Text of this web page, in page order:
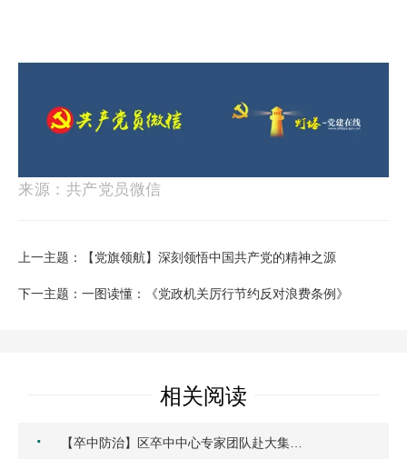
来源：共产党员微信
上一主题：【党旗领航】深刻领悟中国共产党的精神之源
下一主题：一图读懂：《党政机关厉行节约反对浪费条例》
相关阅读
· 【卒中防治】区卒中中心专家团队赴大集…